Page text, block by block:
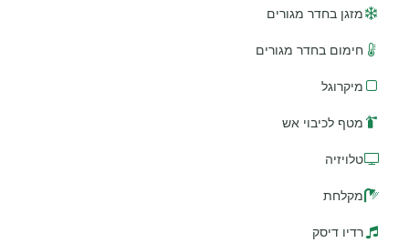
מזגן בחדר מגורים
חימום בחדר מגורים
מיקרוגל
מטף לכיבוי אש
טלויזיה
מקלחת
רדיו דיסק